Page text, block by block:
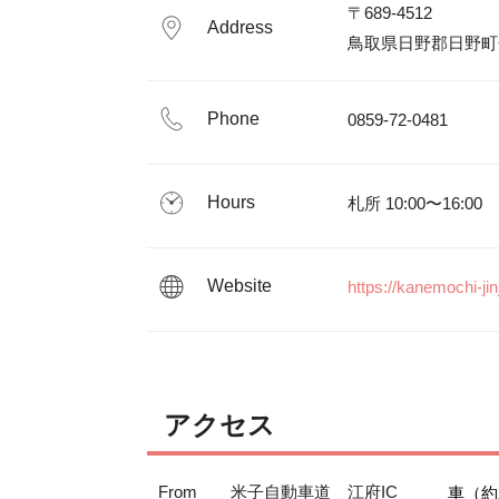
Address
〒689-4512
鳥取県日野郡日野
Phone 0859-72-0481
Hours 札所 10:00〜16:00
Website https://kanemochi-
アクセス
From 米子自動車道 江府IC 車（約